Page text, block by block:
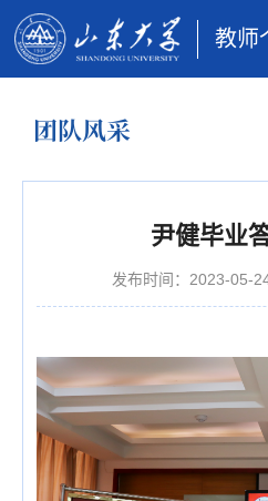
教师
团队风采
尹健毕业
发布时间：2023-05-